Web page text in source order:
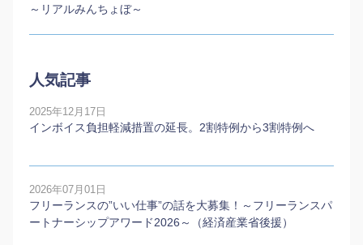
～リアルみんちょぼ～
人気記事
2025年12月17日
インボイス負担軽減措置の延長。2割特例から3割特例へ
2026年07月01日
フリーランスの”いい仕事”の話を大募集！～フリーランスパ
ートナーシップアワード2026～（経済産業省後援）